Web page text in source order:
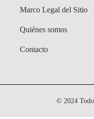
Marco Legal del Sitio
Quiénes somos
Contacto
© 2024